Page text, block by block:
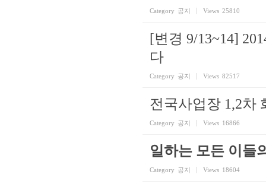
Category 공지 Views 25810
[변경 9/13~14]
다
Category 공지 Views 82517
전국사업장 1,2차
Category 공지 Views 16866
일하는 모든 이들
Category 공지 Views 18604